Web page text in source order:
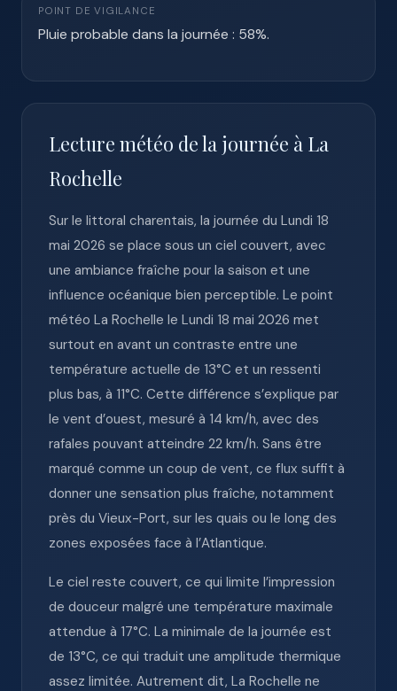
POINT DE VIGILANCE
Pluie probable dans la journée : 58%.
Lecture météo de la journée à La
Rochelle
Sur le littoral charentais, la journée du Lundi 18
mai 2026 se place sous un ciel couvert, avec
une ambiance fraîche pour la saison et une
influence océanique bien perceptible. Le point
météo La Rochelle le Lundi 18 mai 2026 met
surtout en avant un contraste entre une
température actuelle de 13°C et un ressenti
plus bas, à 11°C. Cette différence s’explique par
le vent d’ouest, mesuré à 14 km/h, avec des
rafales pouvant atteindre 22 km/h. Sans être
marqué comme un coup de vent, ce flux suffit à
donner une sensation plus fraîche, notamment
près du Vieux-Port, sur les quais ou le long des
zones exposées face à l’Atlantique.
Le ciel reste couvert, ce qui limite l’impression
de douceur malgré une température maximale
attendue à 17°C. La minimale de la journée est
de 13°C, ce qui traduit une amplitude thermique
assez limitée. Autrement dit, La Rochelle ne